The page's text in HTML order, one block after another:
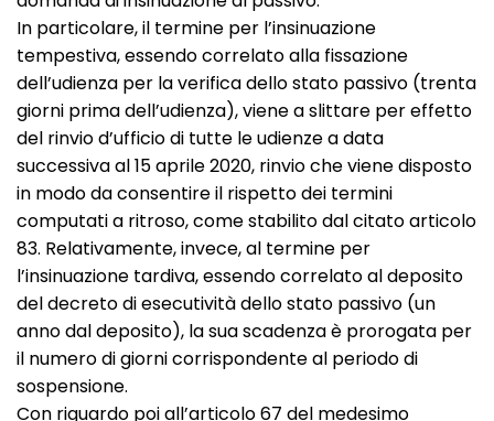
In particolare, il termine per l’insinuazione
tempestiva, essendo correlato alla fissazione
dell’udienza per la verifica dello stato passivo (trenta
giorni prima dell’udienza), viene a slittare per effetto
del rinvio d’ufficio di tutte le udienze a data
successiva al 15 aprile 2020, rinvio che viene disposto
in modo da consentire il rispetto dei termini
computati a ritroso, come stabilito dal citato articolo
83. Relativamente, invece, al termine per
l’insinuazione tardiva, essendo correlato al deposito
del decreto di esecutività dello stato passivo (un
anno dal deposito), la sua scadenza è prorogata per
il numero di giorni corrispondente al periodo di
sospensione.
Con riguardo poi all’articolo 67 del medesimo